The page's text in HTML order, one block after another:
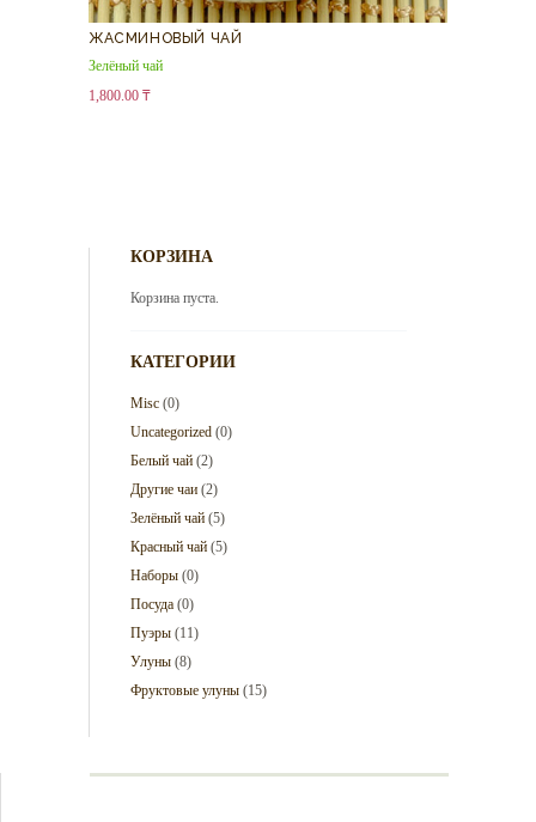
ЖАСМИНОВЫЙ ЧАЙ
Зелёный чай
1,800.00 ₸
КОРЗИНА
Корзина пуста.
КАТЕГОРИИ
Misc (0)
Uncategorized (0)
Белый чай (2)
Другие чаи (2)
Зелёный чай (5)
Красный чай (5)
Наборы (0)
Посуда (0)
Пуэры (11)
Улуны (8)
Фруктовые улуны (15)